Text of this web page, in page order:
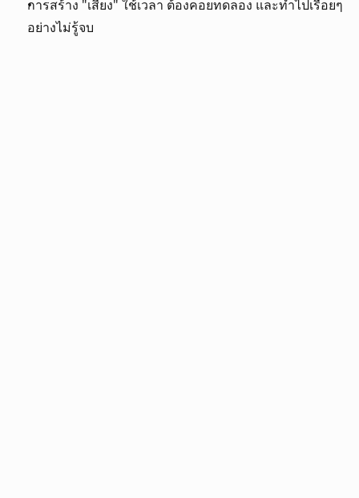
การสร้าง "เสียง" ใช้เวลา ต้องคอยทดลอง และทำไปเรื่อยๆ
อย่างไม่รู้จบ